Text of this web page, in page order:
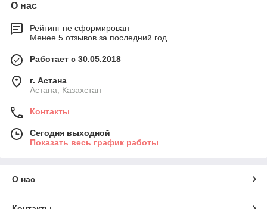
О нас
Рейтинг не сформирован
Менее 5 отзывов за последний год
Работает с 30.05.2018
г. Астана
Астана, Казахстан
Контакты
Сегодня выходной
Показать весь график работы
О нас